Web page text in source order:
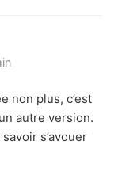
non plus, c’est
autre version.
s’avouer